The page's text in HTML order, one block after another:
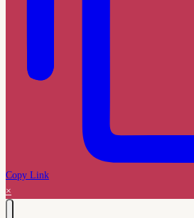
Copy Link
×